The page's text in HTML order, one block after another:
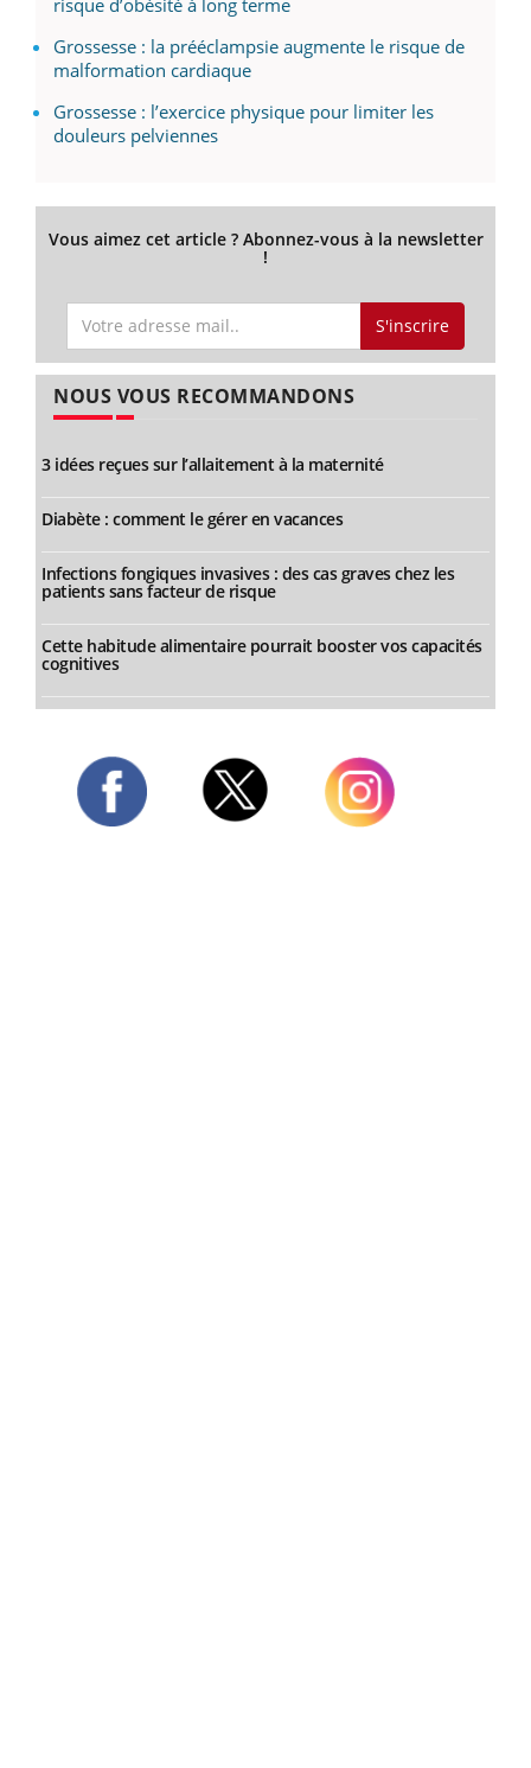
risque d’obésité à long terme
Grossesse : la prééclampsie augmente le risque de
malformation cardiaque
Grossesse : l’exercice physique pour limiter les
douleurs pelviennes
Vous aimez cet article ? Abonnez-vous à la newsletter
!
S'inscrire
NOUS VOUS RECOMMANDONS
3 idées reçues sur l’allaitement à la maternité
Diabète : comment le gérer en vacances
Infections fongiques invasives : des cas graves chez les
patients sans facteur de risque
Cette habitude alimentaire pourrait booster vos capacités
cognitives